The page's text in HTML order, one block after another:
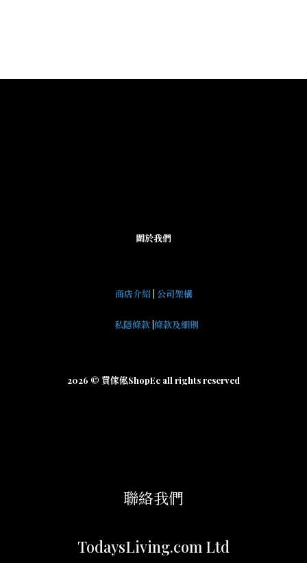
關於我們
商店介紹| 公司架構
私隱條款 條款及細則
2026 © 買傢俬ShopEc all rights reserved
聯絡我們
TodaysLiving.com Ltd